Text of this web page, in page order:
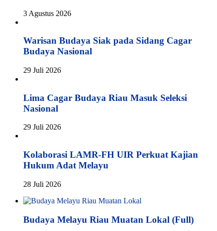
3 Agustus 2026
Warisan Budaya Siak pada Sidang Cagar
Budaya Nasional
29 Juli 2026
Lima Cagar Budaya Riau Masuk Seleksi
Nasional
29 Juli 2026
Kolaborasi LAMR-FH UIR Perkuat Kajian
Hukum Adat Melayu
28 Juli 2026
Budaya Melayu Riau Muatan Lokal (Full)